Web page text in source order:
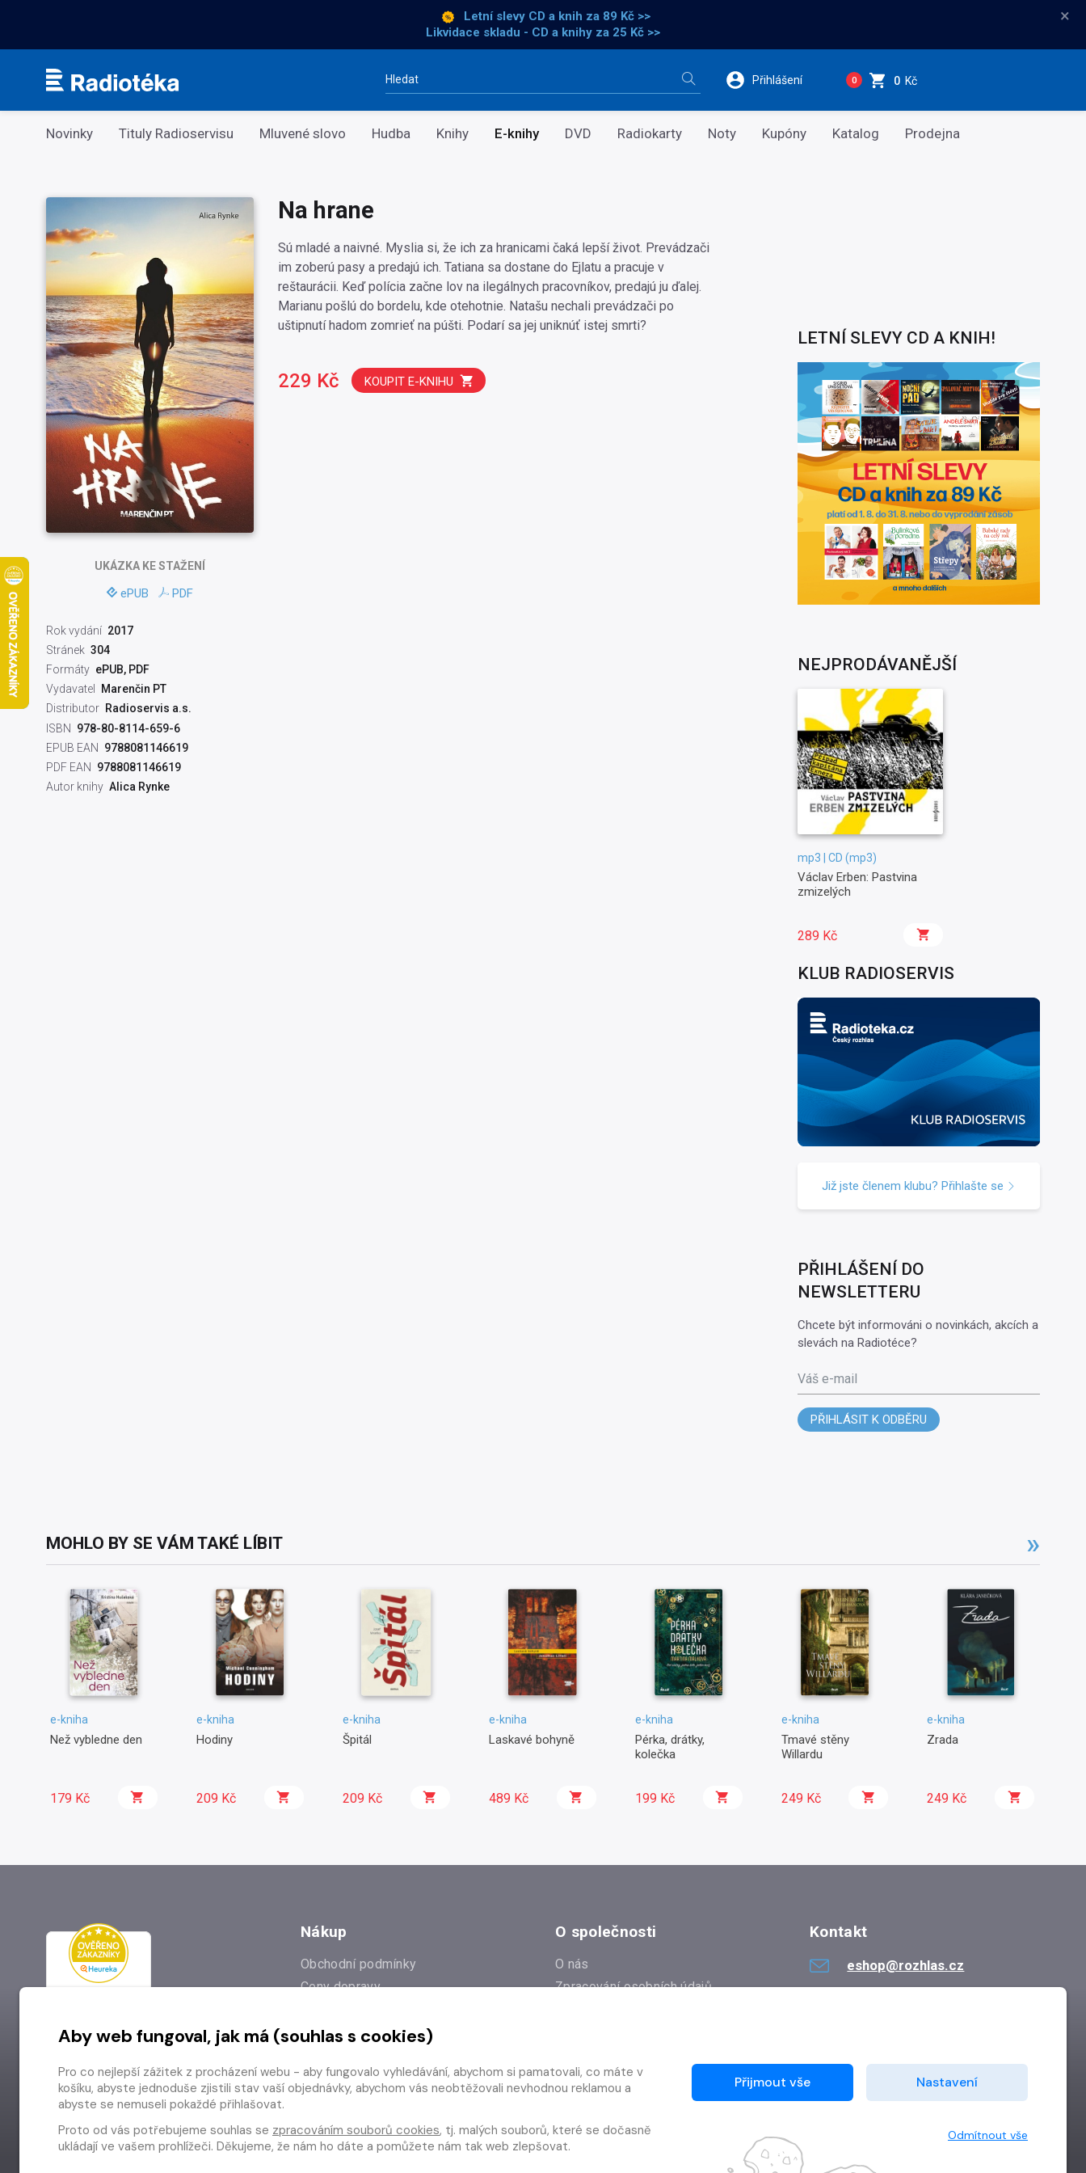
Letní slevy CD a knih za 89 Kč >>
Likvidace skladu - CD a knihy za 25 Kč >>
×
Vyhledávání Přihlášení 0 0 Kč
Kategorie
Novinky Tituly Radioservisu Mluvené slovo Hudba Knihy E-knihy DVD Radiokarty Noty Kupóny Katalog Prodejna
UKÁZKAKE STAŽENÍ
ePUB PDF
Rok vydání 2017
Stránek 304
Formáty ePUB, PDF
Vydavatel
Marenčin PT
Distributor Radioservis a.s.
ISBN
978-80-8114-659-6
EPUB EAN
9788081146619
PDF EAN
9788081146619
Autor knihy Alica Rynke
Na hrane
Sú mladé a naivné. Myslia si, že ich za hranicami čaká lepší život. Prevádzači
im zoberú pasy a predajú ich. Tatiana sa dostane do Ejlatu a pracuje v
reštaurácii. Keď polícia začne lov na ilegálnych pracovníkov, predajú ju ďalej.
Marianu pošlú do bordelu, kde otehotnie. Natašu nechali prevádzači po
uštipnutí hadom zomrieť na púšti. Podarí sa jej uniknúť istej smrti?
229 Kč KOUPIT E-KNIHU
LETNÍ SLEVY CD A KNIH!
NEJPRODÁVANĚJŠÍ
mp3 | CD (mp3)
Václav Erben: Pastvina
zmizelých
289 Kč
KLUB RADIOSERVIS
Již jste členem klubu? Přihlašte se
PŘIHLÁŠENÍ DO
NEWSLETTERU
Chcete být informováni o novinkách, akcích a
slevách na Radiotéce?
Váš e-mail
PŘIHLÁSIT K ODBĚRU
MOHLO BY SE VÁM TAKÉ LÍBIT
e-kniha
Než vybledne den
179 Kč
e-kniha
Hodiny
209 Kč
e-kniha
Špitál
209 Kč
e-kniha
Laskavé bohyně
489 Kč
e-kniha
Pérka, drátky,
kolečka
199 Kč
e-kniha
Tmavé stěny
Willardu
249 Kč
e-kniha
Zrada
249 Kč
Nákup
Obchodní podmínky
Ceny dopravy
Prodejna
Odstoupení od smlouvy
O společnosti
O nás
Zpracování osobních údajů
Kontakt
eshop@rozhlas.cz
Aby web fungoval, jak má (souhlas s cookies)
Pro co nejlepší zážitek z procházení webu - aby fungovalo vyhledávání, abychom si pamatovali, co máte v
košíku, abyste jednoduše zjistili stav vaší objednávky, abychom vás neobtěžovali nevhodnou reklamou a
abyste se nemuseli pokaždé přihlašovat.
Proto od vás potřebujeme souhlas se zpracováním souborů cookies, tj. malých souborů, které se dočasně
ukládají ve vašem prohlížeči. Děkujeme, že nám ho dáte a pomůžete nám tak web zlepšovat.
Přijmout vše Nastavení
Odmítnout vše